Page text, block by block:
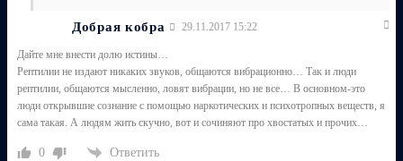
Добрая кобра 29.11.2017 15:22
Дайте мне внести долю истины…
Рептилии не издают никаких звуков, общаются вибрационно… Так и люди
рептилии, общаются мысленно, ловят вибрации, но не все… В основном-это
люди открывшие сознание с помощью наркотических и психотропных веществ, я
сама такая. А людям жить скучно, вот и сочиняют про хвостатых и прочих…
0 Ответить